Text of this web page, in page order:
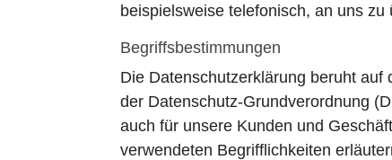
beispielsweise telefonisch, an uns zu
Begriffsbestimmungen
Die Datenschutzerklärung beruht
der Datenschutz-Grundverordnung
auch für unsere Kunden und
verwendeten Begrifflichkeiten